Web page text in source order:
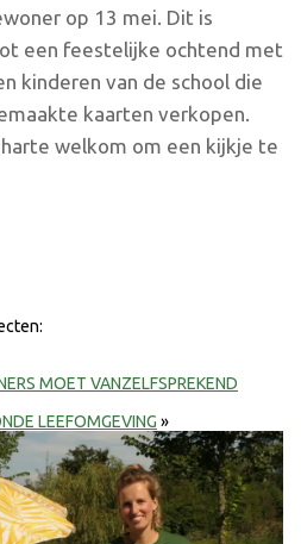
op 13 mei. Dit is
een feestelijke ochtend met
kinderen van de school die
kaarten verkopen.
welkom om een kijkje te
MOET VANZELFSPREKEND
LEEFOMGEVING »